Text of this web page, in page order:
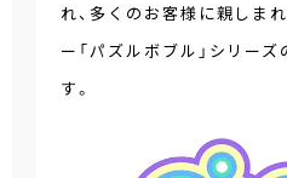
れ、多くのお客様に親しま
ー「パズルボブル」シリー
す。